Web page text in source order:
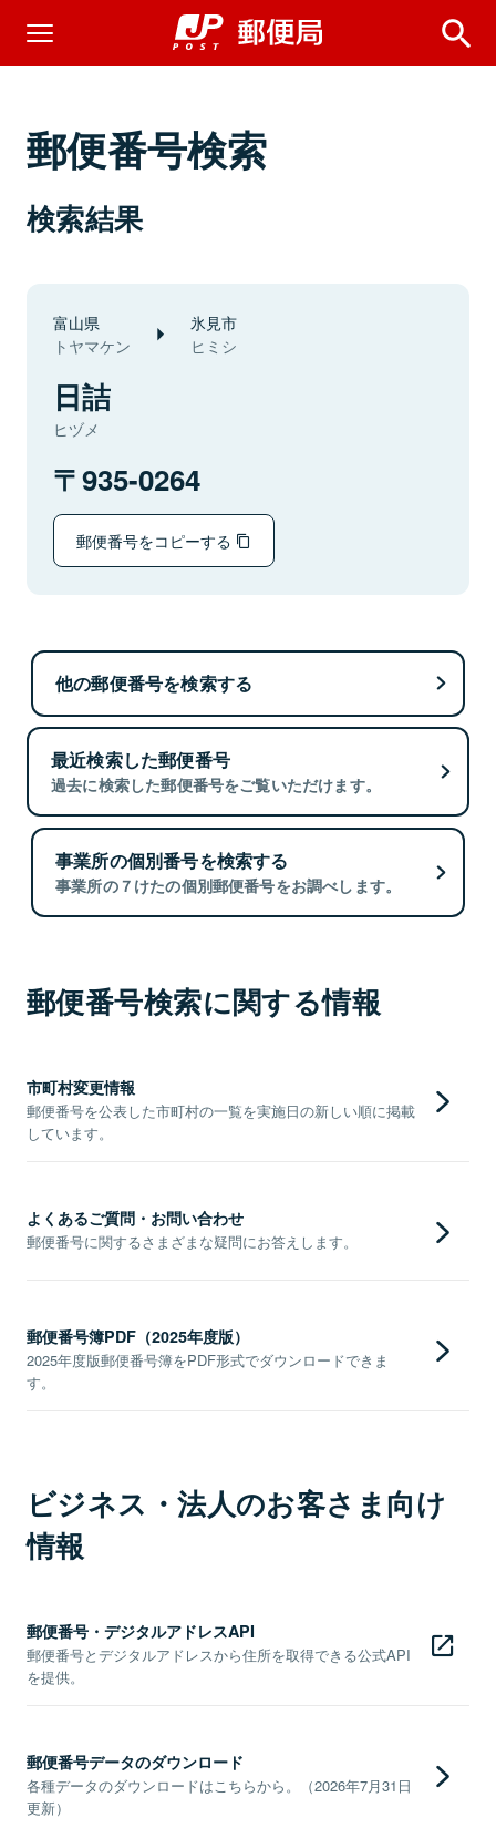
郵便番号検索
検索結果
富山県
トヤマケン
氷見市
ヒミシ
日詰
ヒヅメ
935-0264
郵便番号をコピーする
他の郵便番号を検索する
最近検索した郵便番号
過去に検索した郵便番号をご覧いただけます。
事業所の個別番号を検索する
事業所の７けたの個別郵便番号をお調べします。
郵便番号検索に関する情報
市町村変更情報
郵便番号を公表した市町村の一覧を実施日の新しい順に掲載
しています。
よくあるご質問・お問い合わせ
郵便番号に関するさまざまな疑問にお答えします。
郵便番号簿PDF（2025年度版）
2025年度版郵便番号簿をPDF形式でダウンロードできま
す。
ビジネス・法人のお客さま向け
情報
郵便番号・デジタルアドレスAPI
郵便番号とデジタルアドレスから住所を取得できる公式API
を提供。
郵便番号データのダウンロード
各種データのダウンロードはこちらから。（2026年7月31日
更新）